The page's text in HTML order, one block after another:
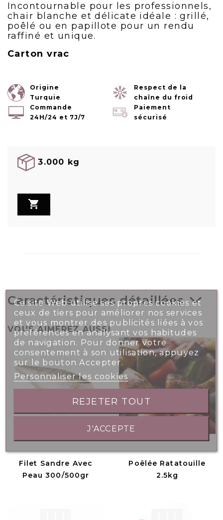
Incontournable pour les professionnels,
chair blanche et délicate idéale : grillé,
poêlé ou en papillote pour un rendu
raffiné et unique.
Carton vrac
Origine
Turquie
Respect de la
chaîne du froid
Commande
24H/24 et 7J/7
Paiement
sécurisé
3.000 kg

Caractéristiques détaillées
VOUS AIMEREZ AUSSI
Filet Sandre Avec
Peau 300/500gr
Poêlée Ratatouille
2.5kg
Ce site Web utilise ses propres cookies et
ceux de tiers pour améliorer nos services
et vous montrer des publicités liées à vos
préférences en analysant vos habitudes
de navigation. Pour donner votre
consentement à son utilisation, appuyez
sur le bouton Accepter.
Personnaliser les cookies
REJETER TOUT
J'ACCEPTE